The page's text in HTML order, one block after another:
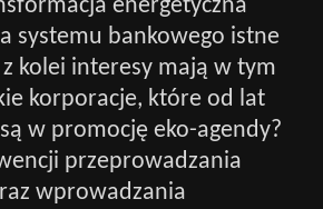
energetyczna
systemu bankowego istne
kolei interesy mają w tym
korporacje, które od lat
w promocję eko-agendy?
przeprowadzania
wprowadzania